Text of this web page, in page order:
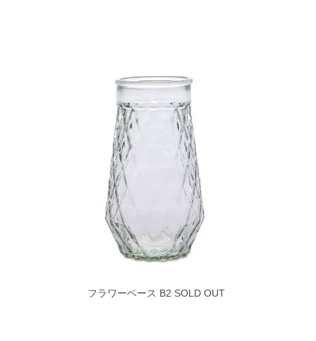
フラワーベース B2 SOLD OUT